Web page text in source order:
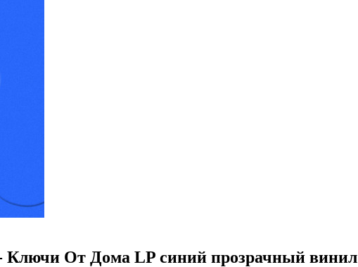
Ключи От Дома LP синий прозрачный винил